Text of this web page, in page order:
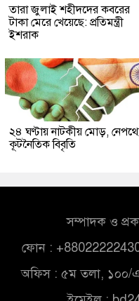
তারা জুলাই শহীদদের কবরের
টাকা মেরে খেয়েছে: প্রতিমন্ত্রী
ইশরাক
২৪ ঘণ্টায় নাটকীয় মোড়,
কূটনৈতিক বিবৃতি
সম্পাদক ও
ফোন :
অফিস : ৫ম তলা, ১০০/এ